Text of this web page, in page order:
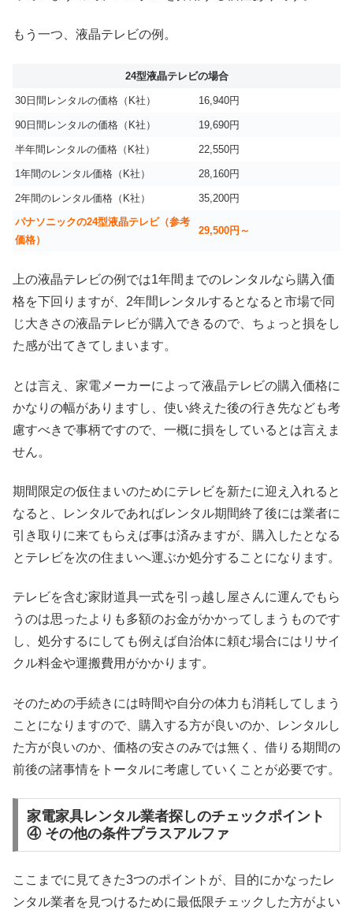
もう一つ、液晶テレビの例。
24型液晶テレビの場合
30日間レンタルの価格（K社） 16,940円
90日間レンタルの価格（K社） 19,690円
半年間レンタルの価格（K社） 22,550円
1年間のレンタル価格（K社） 28,160円
2年間のレンタル価格（K社）
35,200円
パナソニックの24型液晶テレビ（参考
価格）
29,500円～
上の液晶テレビの例では1年間までのレンタルなら購入価
格を下回りますが、2年間レンタルするとなると市場で同
じ大きさの液晶テレビが購入できるので、ちょっと損をし
た感が出てきてしまいます。
とは言え、家電メーカーによって液晶テレビの購入価格に
かなりの幅がありますし、使い終えた後の行き先なども考
慮すべきで事柄ですので、一概に損をしているとは言えま
せん。
期間限定の仮住まいのためにテレビを新たに迎え入れると
なると、レンタルであればレンタル期間終了後には業者に
引き取りに来てもらえば事は済みますが、購入したとなる
とテレビを次の住まいへ運ぶか処分することになります。
テレビを含む家財道具一式を引っ越し屋さんに運んでもら
うのは思ったよりも多額のお金がかかってしまうものです
し、処分するにしても例えば自治体に頼む場合にはリサイ
クル料金や運搬費用がかかります。
そのための手続きには時間や自分の体力も消耗してしまう
ことになりますので、購入する方が良いのか、レンタルし
た方が良いのか、価格の安さのみでは無く、借りる期間の
前後の諸事情をトータルに考慮していくことが必要です。
家電家具レンタル業者探しのチェックポイント
④ その他の条件プラスアルファ
ここまでに見てきた3つのポイントが、目的にかなったレ
ンタル業者を見つけるために最低限チェックした方がよい